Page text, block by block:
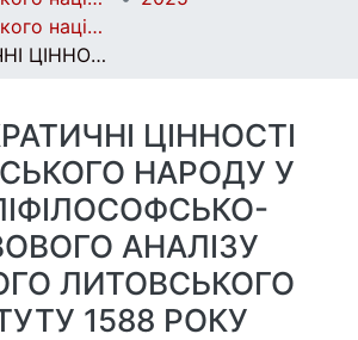
Вісник Київського національного університету імені Тараса Шевченка. Юридичні науки. Вип. 2 (130)
ДЕМОКРАТИЧНІ ЦІННОСТІ УКРАЇНСЬКОГО НАРОДУ У СВІТЛІФІЛОСОФСЬКО-ПРАВОВОГО АНАЛІЗУ ТРЕТЬОГО ЛИТОВСЬКОГО СТАТУТУ 1588 РОКУ
ЦІННОСТІ
НАРОДУ У
АНАЛІЗУ
ЛИТОВСЬКОГО
1588 РОКУ